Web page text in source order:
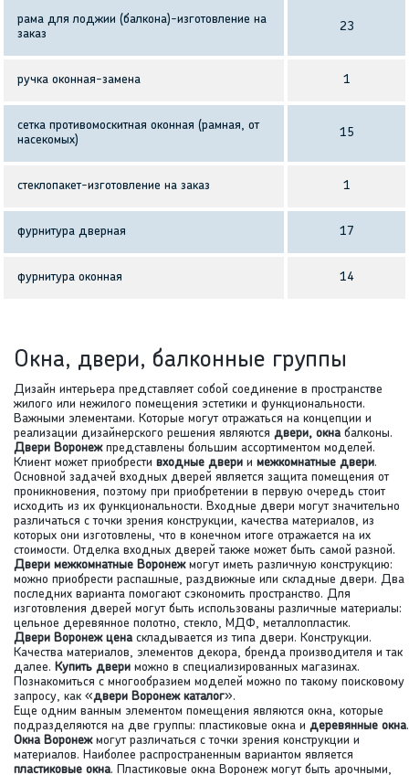
рама для лоджии (балкона)-изготовление на
заказ
23
ручка оконная-замена 1
сетка противомоскитная оконная (рамная, от
насекомых)
15
стеклопакет-изготовление на заказ 1
фурнитура дверная 17
фурнитура оконная 14
Окна, двери, балконные группы
Дизайн интерьера представляет собой соединение в пространстве
жилого или нежилого помещения эстетики и функциональности.
Важными элементами. Которые могут отражаться на концепции и
реализации дизайнерского решения являются двери, окна балконы.
Двери Воронежпредставлены большим ассортиментом моделей.
Клиент может приобрести входные двери и межкомнатные двери.
Основной задачей входных дверей является защита помещения от
проникновения, поэтому при приобретении в первую очередь стоит
исходить из их функциональности. Входные двери могут значительно
различаться с точки зрения конструкции, качества материалов, из
которых они изготовлены, что в конечном итоге отражается на их
стоимости. Отделка входных дверей также может быть самой разной.
Двери межкомнатные Воронежмогут иметь различную конструкцию:
можно приобрести распашные, раздвижные или складные двери. Два
последних варианта помогают сэкономить пространство. Для
изготовления дверей могут быть использованы различные материалы:
цельное деревянное полотно, стекло, МДФ, металлопластик.
Двери Воронеж цена складывается из типа двери. Конструкции.
Качества материалов, элементов декора, бренда производителя и так
далее. Купить двери можно в специализированных магазинах.
Познакомиться с многообразием моделей можно по такому поисковому
запросу, как «двери Воронеж каталог».
Еще одним ванным элементом помещения являются окна, которые
подразделяются на две группы: пластиковые окна и деревянные окна.
Окна Воронежмогут различаться с точки зрения конструкции и
материалов. Наиболее распространенным вариантом является
пластиковые окна. Пластиковые окна Воронеж могут быть арочными,